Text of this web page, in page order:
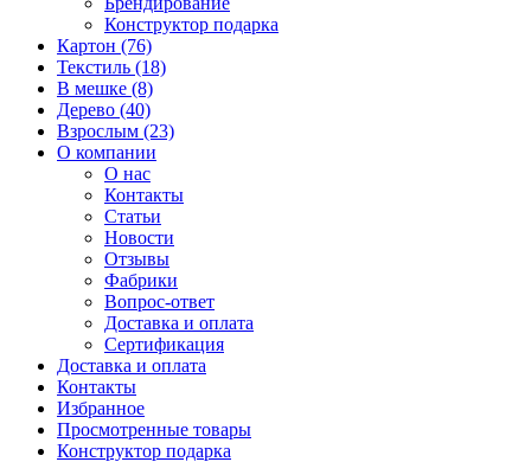
Конструктор подарка
Картон (76)
Текстиль (18)
В мешке (8)
Дерево (40)
Взрослым (23)
О компании
О нас
Контакты
Статьи
Новости
Отзывы
Фабрики
Вопрос-ответ
Доставка и оплата
Сертификация
Доставка и оплата
Контакты
Избранное
Просмотренные товары
Конструктор подарка